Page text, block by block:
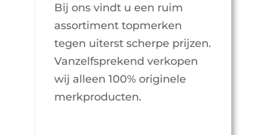
Bij ons vindt u een ruim
assortiment topmerken
tegen uiterst scherpe prijzen.
Vanzelfsprekend verkopen
wij alleen 100% originele
merkproducten.